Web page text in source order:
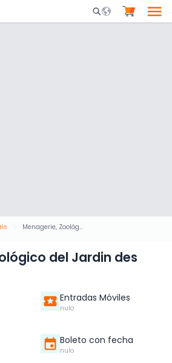
Mobile Search
Menagerie, Zoológico del Jardin des Plantes
del Jardin des
Entradas Móviles
nulo
Boleto con fecha
nulo